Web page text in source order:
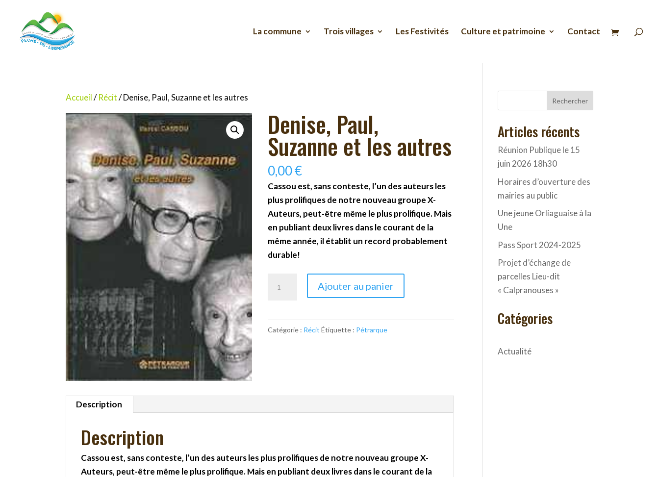
La commune Trois villages Les Festivités Culture et patrimoine Contact
Accueil/Récit/ Denise, Paul, Suzanne et les autres
Denise, Paul,
Suzanne et les autres
0,00€
Cassou est, sans conteste, l’un des auteurs les
plus prolifiques de notre nouveau groupe X-
Auteurs, peut-être même le plus prolifique. Mais
en publiant deux livres dans le courant de la
même année, il établit un record probablement
durable!
Paul,
Suzanne
Ajouter au panier
Catégorie : Récit Étiquette : Pétrarque
Description
Description
Cassou est, sans conteste, l’un des auteurs les plus prolifiques de notre nouveau groupe X-
Auteurs, peut-être même le plus prolifique. Mais en publiant deux livres dans le courant de la
Rechercher
Articles récents
Réunion Publique le 15
juin 2026 18h30
Horaires d’ouverture des
mairies au public
Une jeune Orliaguaise à la
Une
Pass Sport 2024-2025
Projet d’échange de
parcelles Lieu-dit
« Calpranouses »
Catégories
Actualité